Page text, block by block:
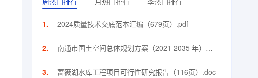
2024质量技术交底范本汇编（679页）.pdf
南通市国土空间总体规划方案（2021-2035 年）
（118页）.pdf
蔷薇湖水库工程项目可行性研究报告（116页）.doc